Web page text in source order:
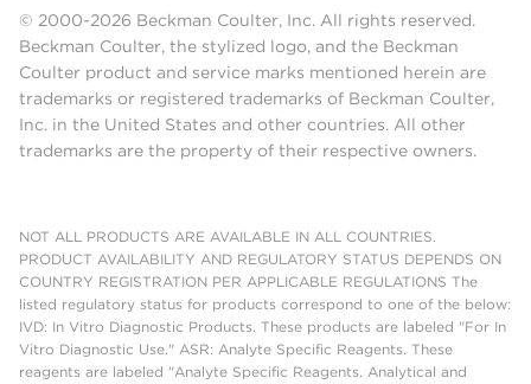
© 2000-2026 Beckman Coulter, Inc. All rights reserved.
Beckman Coulter, the stylized logo, and the Beckman
Coulter product and service marks mentioned herein are
trademarks or registered trademarks of Beckman Coulter,
Inc. in the United States and other countries. All other
trademarks are the property of their respective owners.
NOT ALL PRODUCTS ARE AVAILABLE IN ALL COUNTRIES.
PRODUCT AVAILABILITY AND REGULATORY STATUS DEPENDS ON
COUNTRY REGISTRATION PER APPLICABLE REGULATIONS The
listed regulatory status for products correspond to one of the below:
IVD: In Vitro Diagnostic Products. These products are labeled "For In
Vitro Diagnostic Use." ASR: Analyte Specific Reagents. These
reagents are labeled "Analyte Specific Reagents. Analytical and